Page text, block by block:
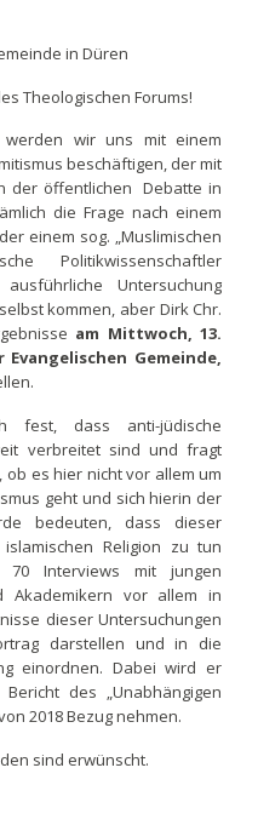
in Düren
Theologischen Forums!
wir uns mit einem
beschäftigen, der mit
der öffentlichen Debatte in
die Frage nach einem
einem sog. „Muslimischen
Politikwissenschaftler
Untersuchung
kommen, aber Dirk Chr.
am Mittwoch, 13.
Gemeinde,
fest, dass anti-jüdische
verbreitet sind und fragt
es hier nicht vor allem um
geht und sich hierin der
bedeuten, dass dieser
Religion zu tun
Interviews mit jungen
Akademikern vor allem in
dieser Untersuchungen
darstellen und in die
einordnen. Dabei wird er
des „Unabhängigen
2018 Bezug nehmen.
sind erwünscht.